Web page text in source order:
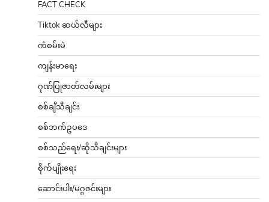
FACT CHECK
Tiktok ဆယ်လီများ
ကံစမ်းမဲ
ကျန်းမာရေး
ဂုဏ်ပြုဇာတ်လမ်းများ
စစ်ချီသီချင်း
စစ်ဘက်ဥပဒေ
စစ်သည်ရေး/ဆိုသီချင်းများ
စိုက်ပျိုးရေး
ဆောင်းပါး/မဂ္ဂဇင်းများ